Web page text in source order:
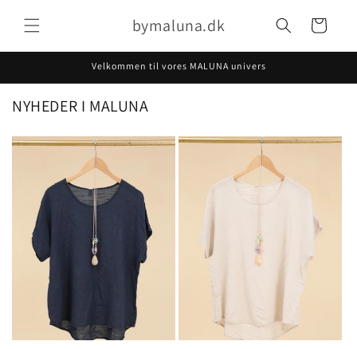
indhold
bymaluna.dk Indkøbskurv
Velkommen til vores MALUNA univers
NYHEDER I MALUNA